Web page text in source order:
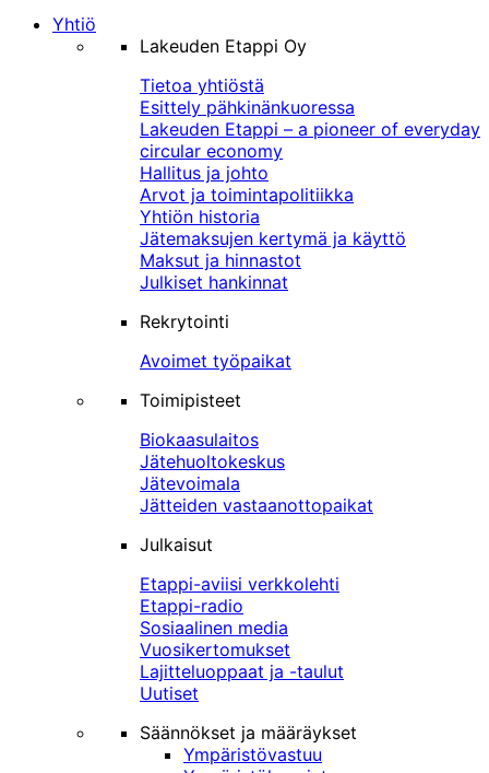
Yhtiö
Lakeuden Etappi Oy
Tietoa yhtiöstä
Esittely pähkinänkuoressa
Lakeuden Etappi – a pioneer of everyday
circular economy
Hallitus ja johto
Arvot ja toimintapolitiikka
Yhtiön historia
Jätemaksujen kertymä ja käyttö
Maksut ja hinnastot
Julkiset hankinnat
Rekrytointi
Avoimet työpaikat
Toimipisteet
Biokaasulaitos
Jätehuoltokeskus
Jätevoimala
Jätteiden vastaanottopaikat
Julkaisut
Etappi-aviisi verkkolehti
Etappi-radio
Sosiaalinen media
Vuosikertomukset
Lajitteluoppaat ja -taulut
Uutiset
Säännökset ja määräykset
Ympäristövastuu